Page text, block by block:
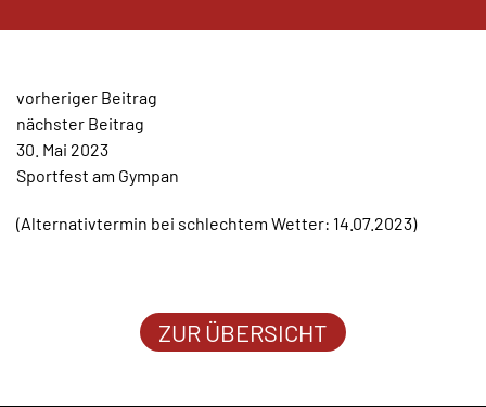
AKTUELLES
&
NEWS
BEITRAGSNAVIGATION
vorheriger Beitrag
nächster Beitrag
30. Mai 2023
Sportfest am Gympan
(Alternativtermin bei schlechtem Wetter: 14.07.2023)
ZUR ÜBERSICHT